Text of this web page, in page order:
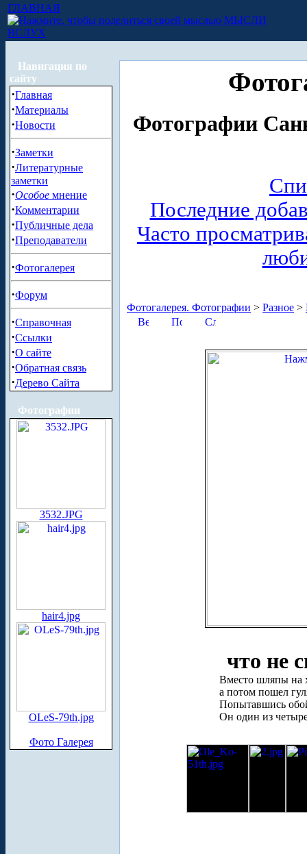
ГЛАВНАЯ
МЫСЛИ
ВСЛУХ
Навигация по
сайту
·Главная
·Материалы
·Новости
·Заметки
·Литературные
заметки
·Особое мнение
·Комментарии
·Публичные дела
·Преподаватели
·Фотогалерея
·Форум
·Справочная
·Ссылки
·О сайте
·Обратная связь
·Дерево Сайта
Фотографии
3532.JPG
hair4.jpg
OLeS-79th.jpg
Фото Галерея
Фотографии
Последние
Часто
Фотогалерея. Фотографии > Разное >
что не
Вместо шляпы на
а потом пошел
Попытавшись
Он один из